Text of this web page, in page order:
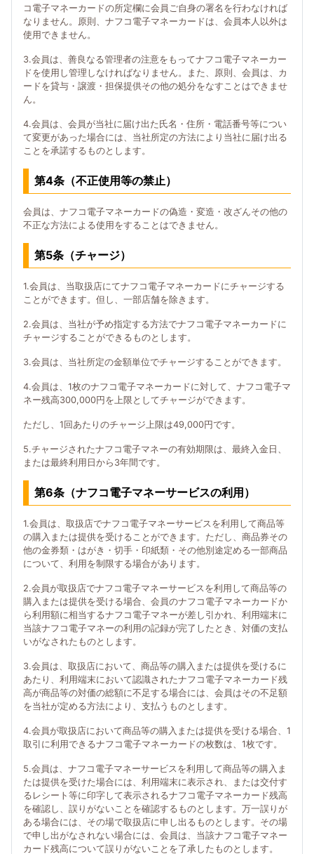
コ電子マネーカードの所定欄に会員ご自身の署名を行わなければ
なりません。原則、ナフコ電子マネーカードは、会員本人以外は
使用できません。
3.会員は、善良なる管理者の注意をもってナフコ電子マネーカー
ドを使用し管理しなければなりません。また、原則、会員は、カ
ードを貸与・譲渡・担保提供その他の処分をなすことはできませ
ん。
4.会員は、会員が当社に届け出た氏名・住所・電話番号等につい
て変更があった場合には、当社所定の方法により当社に届け出る
ことを承諾するものとします。
第4条（不正使用等の禁止）
会員は、ナフコ電子マネーカードの偽造・変造・改ざんその他の
不正な方法による使用をすることはできません。
第5条（チャージ）
1.会員は、当取扱店にてナフコ電子マネーカードにチャージする
ことができます。但し、一部店舗を除きます。
2.会員は、当社が予め指定する方法でナフコ電子マネーカードに
チャージすることができるものとします。
3.会員は、当社所定の金額単位でチャージすることができます。
4.会員は、1枚のナフコ電子マネーカードに対して、ナフコ電子マ
ネー残高300,000円を上限としてチャージができます。
ただし、1回あたりのチャージ上限は49,000円です。
5.チャージされたナフコ電子マネーの有効期限は、最終入金日、
または最終利用日から3年間です。
第6条（ナフコ電子マネーサービスの利用）
1.会員は、取扱店でナフコ電子マネーサービスを利用して商品等
の購入または提供を受けることができます。ただし、商品券その
他の金券類・はがき・切手・印紙類・その他別途定める一部商品
について、利用を制限する場合があります。
2.会員が取扱店でナフコ電子マネーサービスを利用して商品等の
購入または提供を受ける場合、会員のナフコ電子マネーカードか
ら利用額に相当するナフコ電子マネーが差し引かれ、利用端末に
当該ナフコ電子マネーの利用の記録が完了したとき、対価の支払
いがなされたものとします。
3.会員は、取扱店において、商品等の購入または提供を受けるに
あたり、利用端末において認識されたナフコ電子マネーカード残
高が商品等の対価の総額に不足する場合には、会員はその不足額
を当社が定める方法により、支払うものとします。
4.会員が取扱店において商品等の購入または提供を受ける場合、1
取引に利用できるナフコ電子マネーカードの枚数は、1枚です。
5.会員は、ナフコ電子マネーサービスを利用して商品等の購入ま
たは提供を受けた場合には、利用端末に表示され、または交付す
るレシート等に印字して表示されるナフコ電子マネーカード残高
を確認し、誤りがないことを確認するものとします。万一誤りが
ある場合には、その場で取扱店に申し出るものとします。その場
で申し出がなされない場合には、会員は、当該ナフコ電子マネー
カード残高について誤りがないことを了承したものとします。